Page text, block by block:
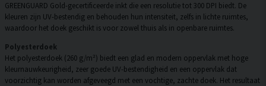
GREENGUARD Gold-gecertificeerde inkt die een resolutie tot 300 DPI biedt. De
kleuren zijn UV-bestendig en behouden hun intensiteit, zelfs in lichte ruimtes,
waardoor het doek geschikt is voor zowel thuis als in openbare ruimtes.
Polyesterdoek
Het polyesterdoek (260 g/m²) biedt een glad en modern oppervlak met hoge
kleurnauwkeurigheid, zeer goede UV-bestendigheid en een oppervlak dat
voorzichtig kan worden afgeveegd met een vochtige, zachte doek. Het resultaat